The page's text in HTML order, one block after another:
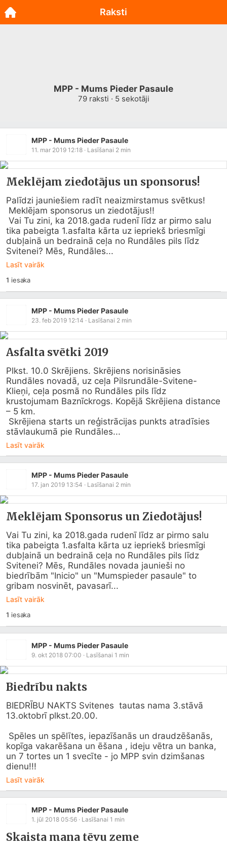
MPP - Mums Pieder Pasaule
79raksti · 5 sekotāji
MPP - Mums Pieder Pasaule
11. mar 2019 12:18 · Lasīšanai 2 min
Meklējam ziedotājus un sponsorus!
Palīdzi jauniešiem radīt neaizmirstamus svētkus!
tika pabeigta 1.asfalta kārta uz iepriekš briesmīgi
dubļainā un bedrainā ceļa no Rundāles pils līdz
Svitenei? Mēs, Rundāles...
Lasīt vairāk
1 iesaka
MPP - Mums Pieder Pasaule
23. feb 2019 12:14 · Lasīšanai 2 min
Asfalta svētki 2019
Plkst. 10.0 Skrējiens. Skrējiens norisināsies
Rundāles novadā, uz ceļa Pilsrundāle-Svitene-
Klieņi, ceļa posmā no Rundāles pils līdz
krustojumam Baznīckrogs. Kopējā Skrējiena distance
– 5 km.
stāvlaukumā pie Rundāles...
Lasīt vairāk
MPP - Mums Pieder Pasaule
17. jan 2019 13:54 · Lasīšanai 2 min
Meklējam Sponsorus un Ziedotājus!
Vai Tu zini, ka 2018.gada rudenī līdz ar pirmo salu
tika pabeigta 1.asfalta kārta uz iepriekš briesmīgi
dubļainā un bedrainā ceļa no Rundāles pils līdz
Svitenei? Mēs, Rundāles novada jaunieši no
biedrībām "Inicio" un "Mumspieder pasaule" to
gribam nosvinēt, pavasarī...
Lasīt vairāk
1 iesaka
MPP - Mums Pieder Pasaule
9. okt 2018 07:00 · Lasīšanai 1 min
Biedrību nakts
BIEDRĪBU NAKTS Svitenes  tautas nama 3.stāvā
13.oktobrī plkst.20.00.
kopīga vakarēšana un ēšana , ideju vētra un banka,
un 7 tortes un 1 svecīte - jo MPP svin dzimšanas
dienu!!!
Lasīt vairāk
MPP - Mums Pieder Pasaule
1. jūl 2018 05:56 · Lasīšanai 1 min
Skaista mana tēvu zeme
Raksti